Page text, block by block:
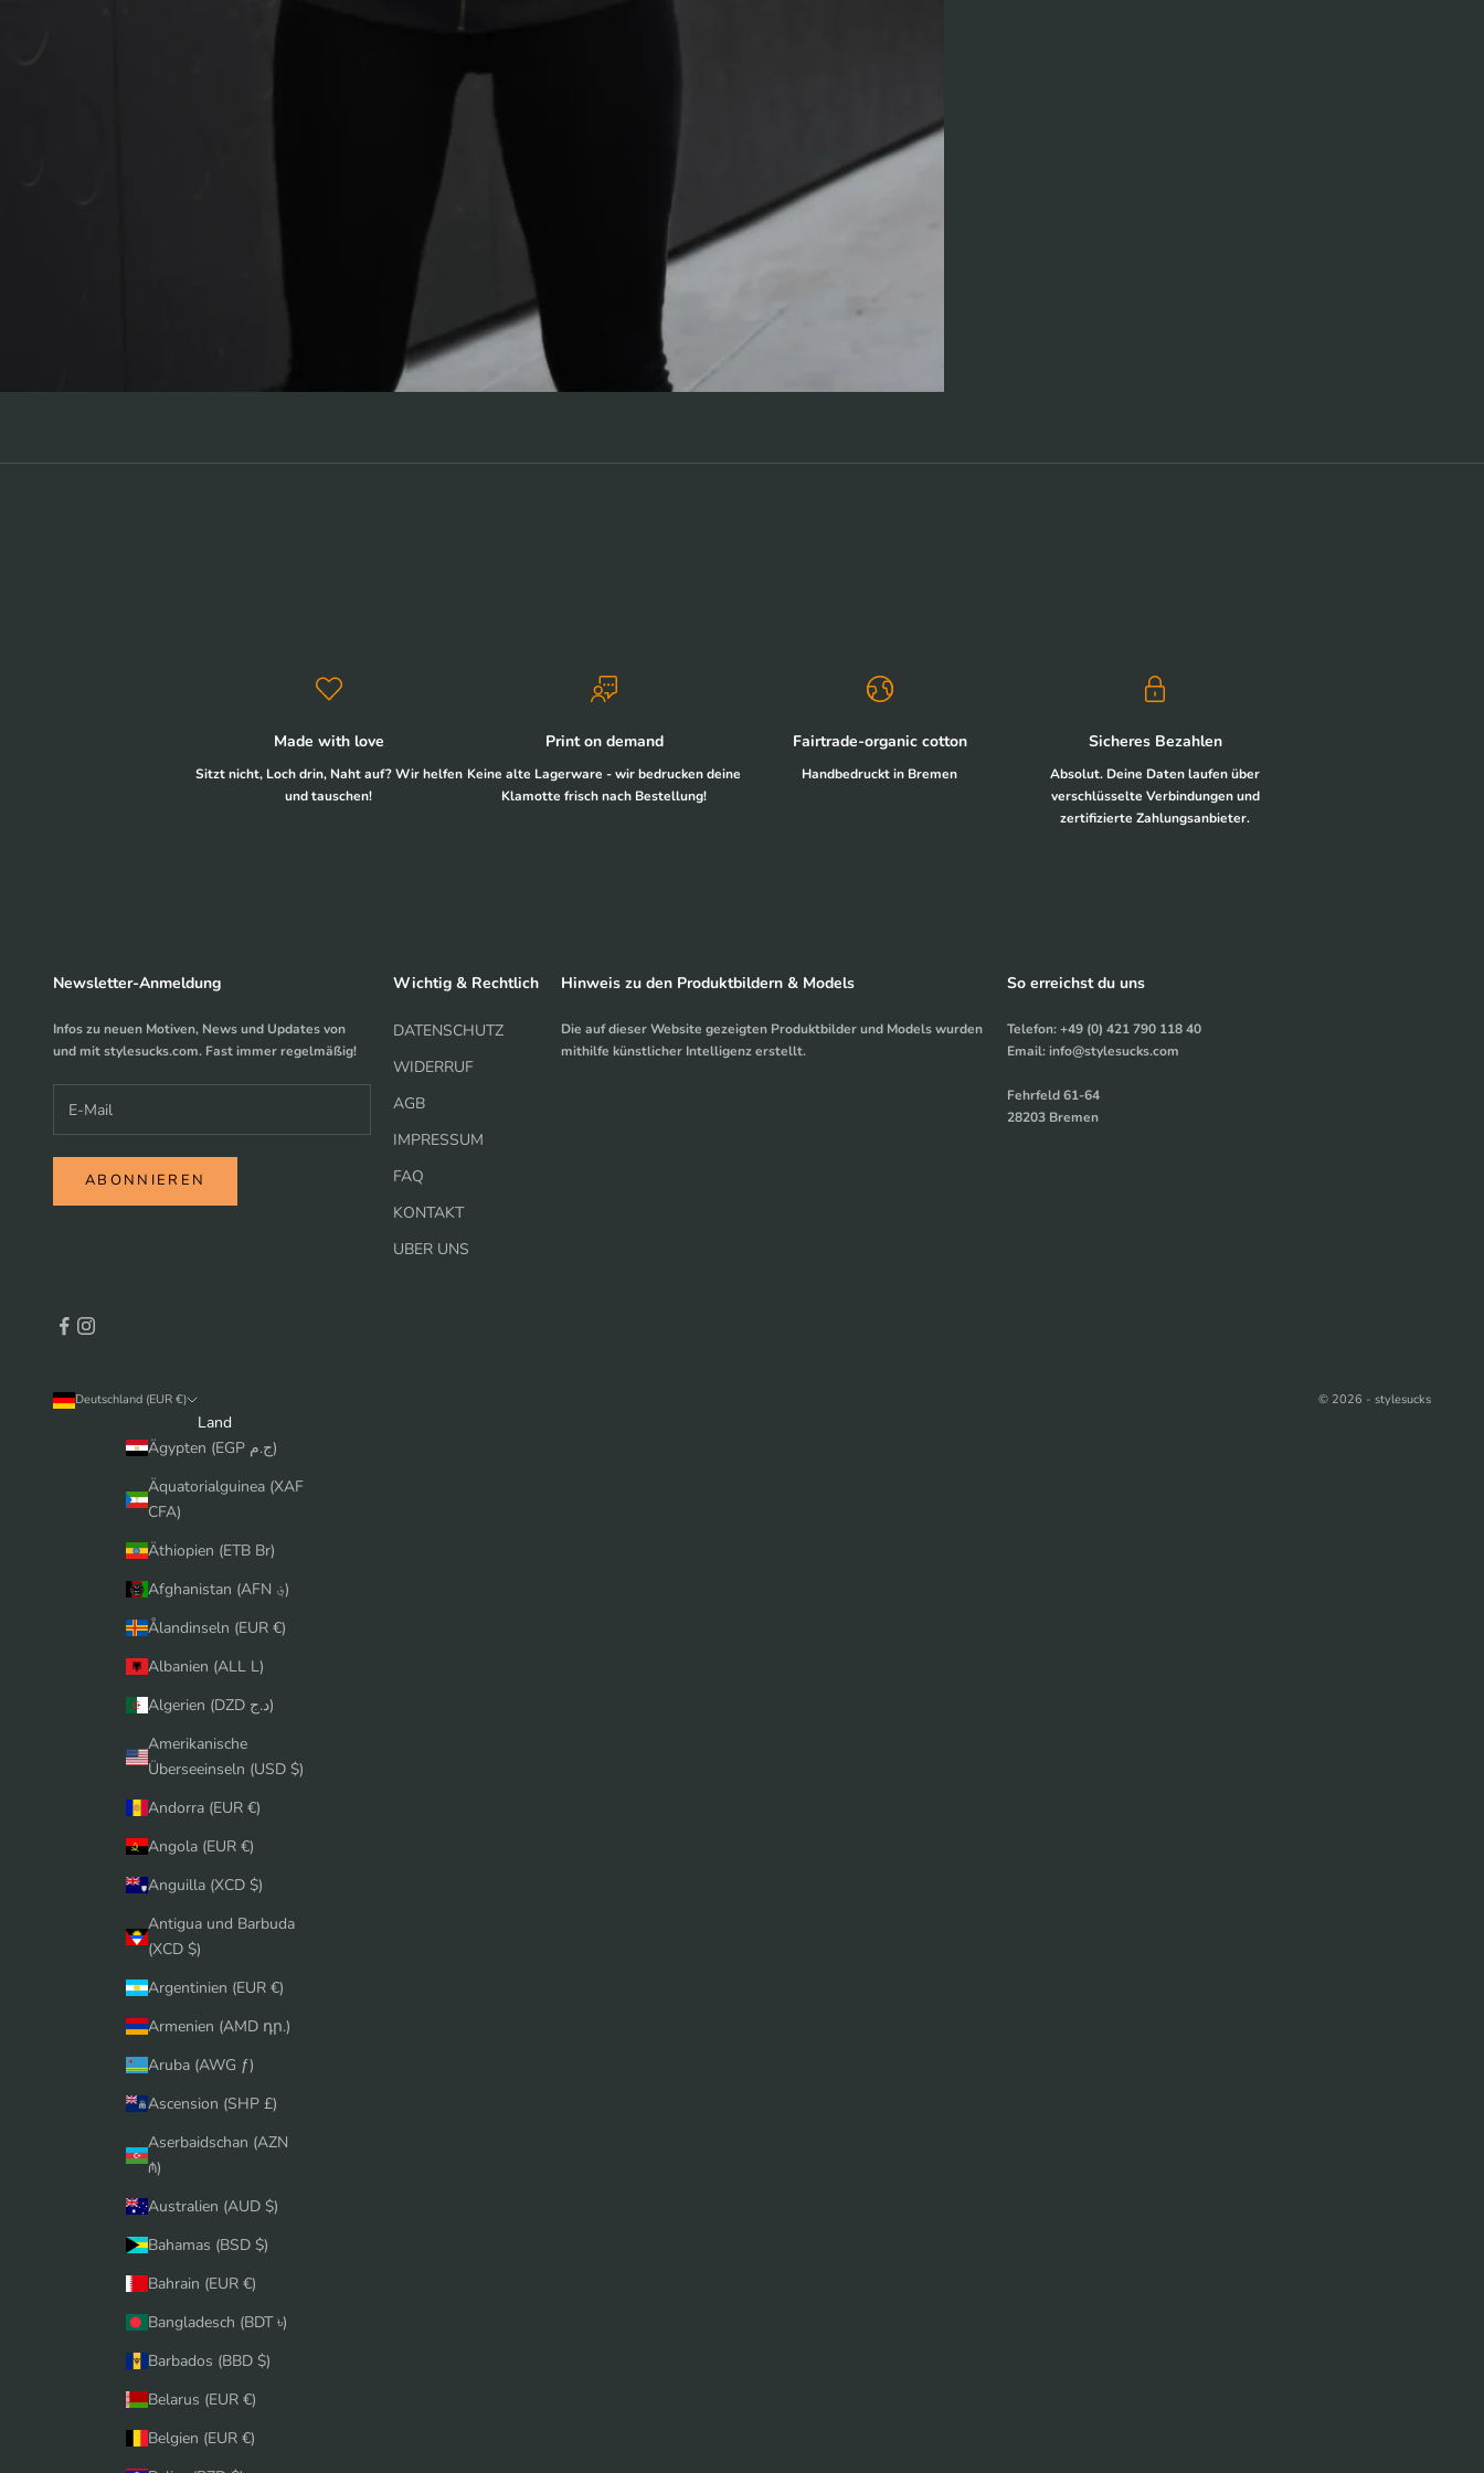
Made with love
Sitzt nicht, Loch drin, Naht auf? Wir helfen
und tauschen!
Print on demand
Keine alte Lagerware - wir bedrucken deine
Klamotte frisch nach Bestellung!
Fairtrade-organic cotton
Handbedruckt in Bremen
Sicheres Bezahlen
Absolut. Deine Daten laufen über
verschlüsselte Verbindungen und
zertifizierte Zahlungsanbieter.
Newsletter-Anmeldung
Infos zu neuen Motiven, News und Updates von
und mit stylesucks.com. Fast immer regelmäßig!
ABONNIEREN
Wichtig & Rechtlich
DATENSCHUTZ
WIDERRUF
AGB
IMPRESSUM
FAQ
KONTAKT
UBER UNS
Hinweis zu den Produktbildern & Models
Die auf dieser Website gezeigten Produktbilder und Models wurden
mithilfe künstlicher Intelligenz erstellt.
So erreichst du uns
Telefon: +49 (0) 421 790 118 40
Email: info@stylesucks.com
Fehrfeld 61-64
28203 Bremen
Deutschland (EUR €)
Land
Ägypten (EGP ج.م)
Äquatorialguinea (XAF
CFA)
Äthiopien (ETB Br)
Afghanistan (AFN ؋)
Ålandinseln (EUR €)
Albanien (ALL L)
Algerien (DZD د.ج)
Amerikanische
Überseeinseln (USD $)
Andorra (EUR €)
Angola (EUR €)
Anguilla (XCD $)
Antigua und Barbuda
(XCD $)
Argentinien (EUR €)
Armenien (AMD դր.)
Aruba (AWG ƒ)
Ascension (SHP £)
Aserbaidschan (AZN
₼)
Australien (AUD $)
Bahamas (BSD $)
Bahrain (EUR €)
Bangladesch (BDT ৳)
Barbados (BBD $)
Belarus (EUR €)
Belgien (EUR €)
© 2026 - stylesucks